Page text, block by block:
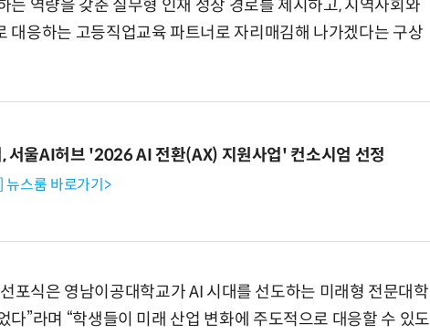
는 역량을 갖춘 실무형 인재 성장 경로를 제시하고, 지역사회와
대응하는 고등직업교육 파트너로 자리매김해 나가겠다는 구상
서울AI허브 '2026 AI 전환(AX) 지원사업' 컨소시엄 선정
뉴스룸 바로가기>
포식은 영남이공대학교가 AI 시대를 선도하는 미래형 전문대학
”라며 “학생들이 미래 산업 변화에 주도적으로 대응할 수 있도